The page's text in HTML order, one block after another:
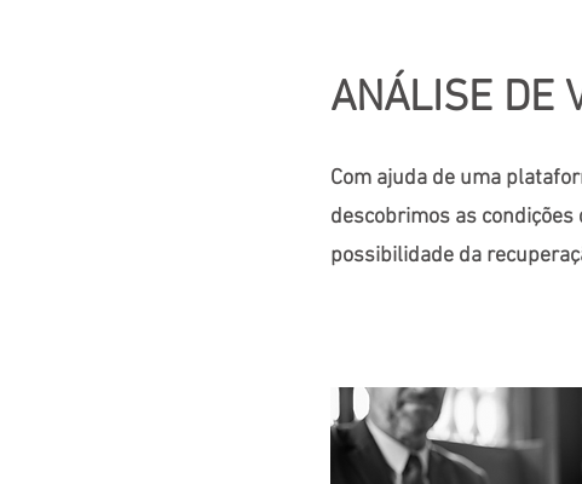
ANÁLISE DE
Com ajuda de uma
descobrimos as condições
possibilidade da